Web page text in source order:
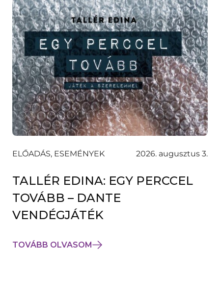
ELŐADÁS, ESEMÉNYEK 2026. augusztus 3.
TALLÉR EDINA: EGY PERCCEL
TOVÁBB – DANTE
VENDÉGJÁTÉK
TOVÁBB OLVASOM